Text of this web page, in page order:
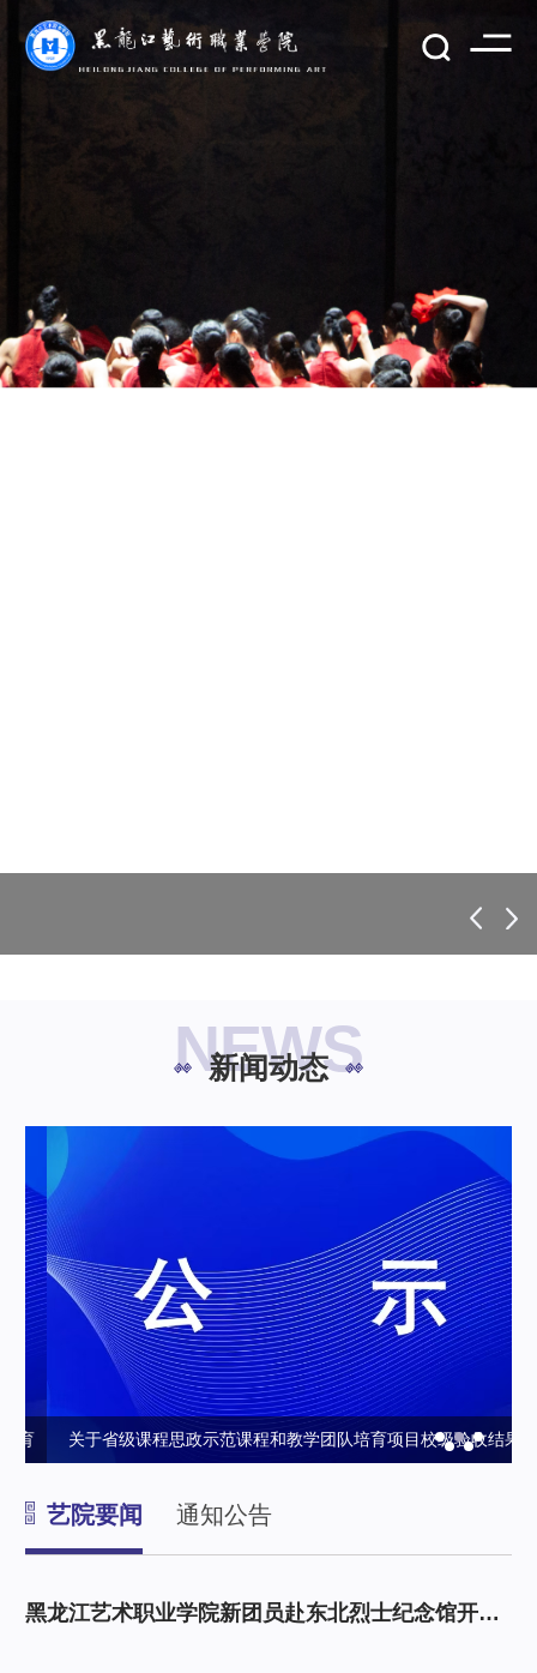
NEWS
新闻动态
关于省级课程思政示范课程和教学团队培育项目校级验收结果
艺院要闻 通知公告
黑龙江艺术职业学院新团员赴东北烈士纪念馆开展